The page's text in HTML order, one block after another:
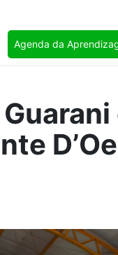
Agenda da